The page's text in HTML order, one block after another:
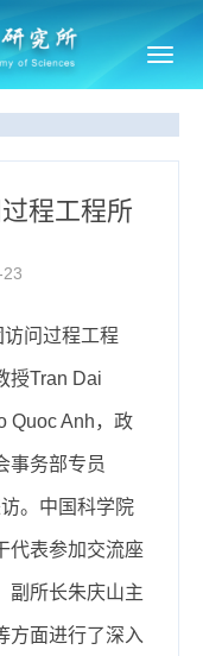
程工程所
问过程工程
授Tran Dai
Quoc Anh，政
事务部专员
。中国科学院
代表参加交流座
副所长朱庆山主
方面进行了深入